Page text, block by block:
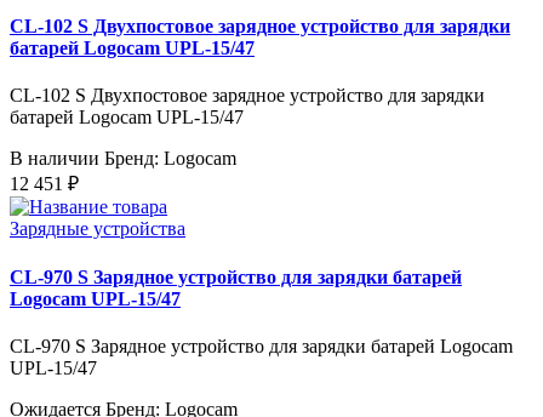
CL-102 S Двухпостовое зарядное устройство для зарядки
батарей Logocam UPL-15/47
CL-102 S Двухпостовое зарядное устройство для зарядки
батарей Logocam UPL-15/47
В наличии Бренд: Logocam
12 451 ₽
Зарядные устройства
CL-970 S Зарядное устройство для зарядки батарей
Logocam UPL-15/47
CL-970 S Зарядное устройство для зарядки батарей Logocam
UPL-15/47
Ожидается Бренд: Logocam